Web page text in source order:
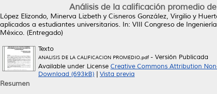
Análisis de la calificación promedio
López Elizondo, Minerva Lizbeth y Cisneros González, Virgilio y
aplicados a estudiantes universitarios. In: VIII Congreso de
México. (Entregado)
Texto
ANALISIS DE LA CALIFICACION PROMEDIO.pdf- Versión Publicada
Available under License Creative Commons Attribution
Download (693kB)
Vista previa
Resumen